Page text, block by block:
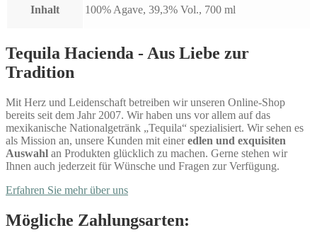
Inhalt 100% Agave, 39,3% Vol., 700 ml
Tequila Hacienda - Aus Liebe zur
Tradition
Mit Herz und Leidenschaft betreiben wir unseren Online-Shop
bereits seit dem Jahr 2007. Wir haben uns vor allem auf das
mexikanische Nationalgetränk „Tequila“ spezialisiert. Wir sehen es
als Mission an, unsere Kunden mit eineredlen und exquisiten
Auswahl an Produkten glücklich zu machen. Gerne stehen wir
Ihnen auch jederzeit für Wünsche und Fragen zur Verfügung.
Erfahren Sie mehr über uns
Mögliche Zahlungsarten: